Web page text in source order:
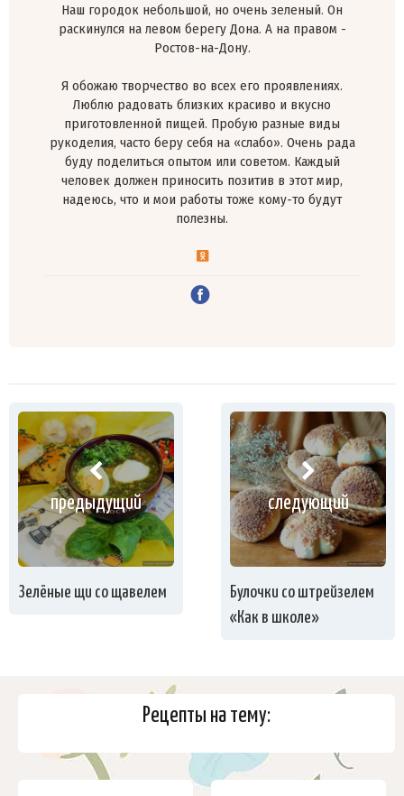
Наш городок небольшой, но очень зеленый. Он
раскинулся на левом берегу Дона. А на правом -
Ростов-на-Дону.
Я обожаю творчество во всех его проявлениях.
Люблю радовать близких красиво и вкусно
приготовленной пищей. Пробую разные виды
рукоделия, часто беру себя на «слабо». Очень рада
буду поделиться опытом или советом. Каждый
человек должен приносить позитив в этот мир,
надеюсь, что и мои работы тоже кому-то будут
полезны.
предыдущий
Зелёные щи со щавелем
следующий
Булочки со штрейзелем
«Как в школе»
Рецепты на тему: